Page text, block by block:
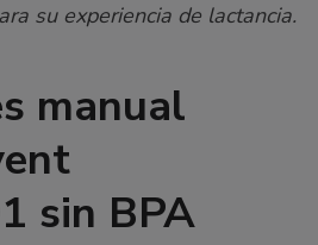
su experiencia de lactancia.
manual
sin BPA